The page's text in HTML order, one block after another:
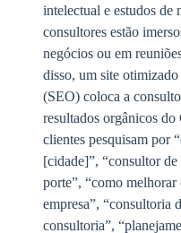
intelectual e estudos de
consultores estão
negócios ou em
disso, um site otimizado
(SEO) coloca a
resultados orgânicos
clientes pesquisam por
[cidade]”, “consultor de
porte”, “como
empresa”, “consultoria
consultoria”,